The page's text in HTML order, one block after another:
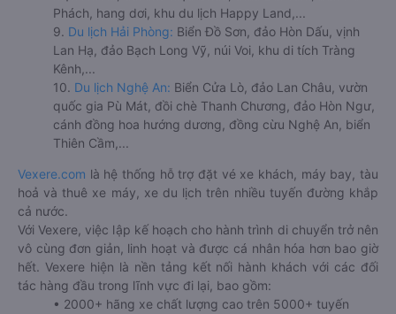
Phách, hang dơi, khu du lịch Happy Land,...
9. Du lịch Hải Phòng: Biển Đồ Sơn, đảo Hòn Dấu, vịnh
Lan Hạ, đảo Bạch Long Vỹ, núi Voi, khu di tích Tràng
Kênh,...
10. Du lịch Nghệ An: Biển Cửa Lò, đảo Lan Châu, vườn
quốc gia Pù Mát, đồi chè Thanh Chương, đảo Hòn Ngư,
cánh đồng hoa hướng dương, đồng cừu Nghệ An, biển
Thiên Cầm,...
Vexere.com là hệ thống hỗ trợ đặt vé xe khách, máy bay, tàu
hoả và thuê xe máy, xe du lịch trên nhiều tuyến đường khắp
cả nước.
Với Vexere, việc lập kế hoạch cho hành trình di chuyển trở nên
vô cùng đơn giản, linh hoạt và được cá nhân hóa hơn bao giờ
hết. Vexere hiện là nền tảng kết nối hành khách với các đối
tác hàng đầu trong lĩnh vực đi lại, bao gồm:
• 2000+ hãng xe chất lượng cao trên 5000+ tuyến